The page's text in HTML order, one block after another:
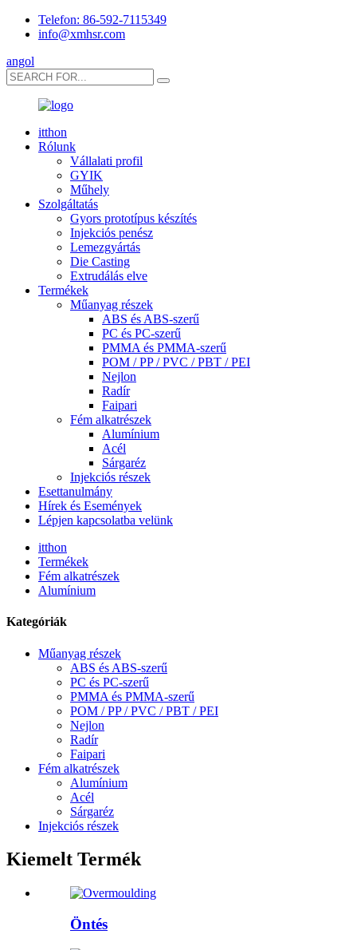
Telefon: 86-592-7115349
info@xmhsr.com
angol
itthon
Rólunk
Vállalati profil
GYIK
Műhely
Szolgáltatás
Gyors prototípus készítés
Injekciós penész
Lemezgyártás
Die Casting
Extrudálás elve
Termékek
Műanyag részek
ABS és ABS-szerű
PC és PC-szerű
PMMA és PMMA-szerű
POM / PP / PVC / PBT / PEI
Nejlon
Radír
Faipari
Fém alkatrészek
Alumínium
Acél
Sárgaréz
Injekciós részek
Esettanulmány
Hírek és Események
Lépjen kapcsolatba velünk
itthon
Termékek
Fém alkatrészek
Alumínium
Kategóriák
Műanyag részek
ABS és ABS-szerű
PC és PC-szerű
PMMA és PMMA-szerű
POM / PP / PVC / PBT / PEI
Nejlon
Radír
Faipari
Fém alkatrészek
Alumínium
Acél
Sárgaréz
Injekciós részek
Kiemelt Termék
Öntés